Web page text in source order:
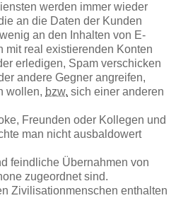
werden immer wieder
an die Daten der Kunden
an den Inhalten von E-
mit real existierenden Konten
erledigen, Spam verschicken
andere Gegner angreifen,
wollen, bzw. sich einer anderen
Freunden oder Kollegen und
man nicht ausbaldowert
feindliche Übernahmen von
zugeordnet sind.
Zivilisationmenschen enthalten